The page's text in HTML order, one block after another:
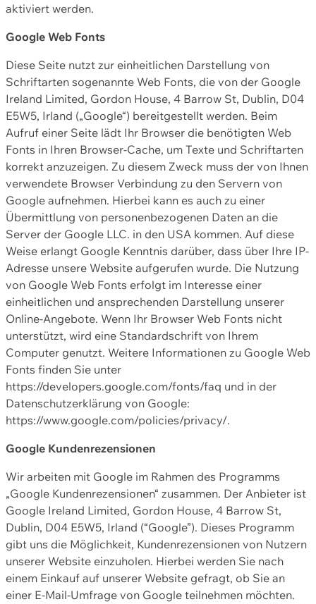
aktiviert werden.
Google Web Fonts
Diese Seite nutzt zur einheitlichen Darstellung von
Schriftarten sogenannte Web Fonts, die von der Google
Ireland Limited, Gordon House, 4 Barrow St, Dublin, D04
E5W5, Irland („Google“) bereitgestellt werden. Beim
Aufruf einer Seite lädt Ihr Browser die benötigten Web
Fonts in Ihren Browser-Cache, um Texte und Schriftarten
korrekt anzuzeigen. Zu diesem Zweck muss der von Ihnen
verwendete Browser Verbindung zu den Servern von
Google aufnehmen. Hierbei kann es auch zu einer
Übermittlung von personenbezogenen Daten an die
Server der Google LLC. in den USA kommen. Auf diese
Weise erlangt Google Kenntnis darüber, dass über Ihre IP-
Adresse unsere Website aufgerufen wurde. Die Nutzung
von Google Web Fonts erfolgt im Interesse einer
einheitlichen und ansprechenden Darstellung unserer
Online-Angebote. Wenn Ihr Browser Web Fonts nicht
unterstützt, wird eine Standardschrift von Ihrem
Computer genutzt. Weitere Informationen zu Google Web
Fonts finden Sie unter
https://developers.google.com/fonts/faq und in der
Datenschutzerklärung von Google:
https://www.google.com/policies/privacy/.
Google Kundenrezensionen
Wir arbeiten mit Google im Rahmen des Programms
„Google Kundenrezensionen“ zusammen. Der Anbieter ist
Google Ireland Limited, Gordon House, 4 Barrow St,
Dublin, D04 E5W5, Irland (“Google”). Dieses Programm
gibt uns die Möglichkeit, Kundenrezensionen von Nutzern
unserer Website einzuholen. Hierbei werden Sie nach
einem Einkauf auf unserer Website gefragt, ob Sie an
einer E-Mail-Umfrage von Google teilnehmen möchten.